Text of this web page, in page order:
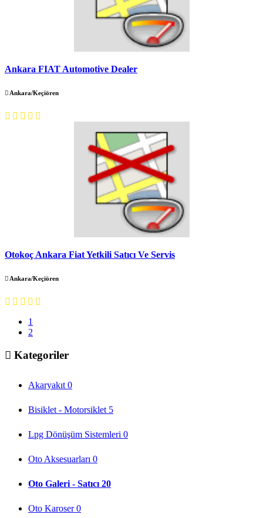
Ankara FIAT Automotive Dealer
Ankara/Keçiören
Otokoç Ankara Fiat Yetkili Satıcı Ve Servis
Ankara/Keçiören
1
2
Kategoriler
Akaryakıt 0
Bisiklet - Motorsiklet 5
Lpg Dönüşüm Sistemleri 0
Oto Aksesuarları 0
Oto Galeri - Satıcı 20
Oto Karoser0